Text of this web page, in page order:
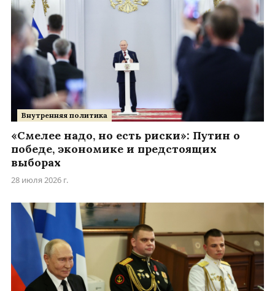
Внутренняя политика
«Смелее надо, но есть риски»: Путин о
победе, экономике и предстоящих
выборах
28 июля 2026 г.